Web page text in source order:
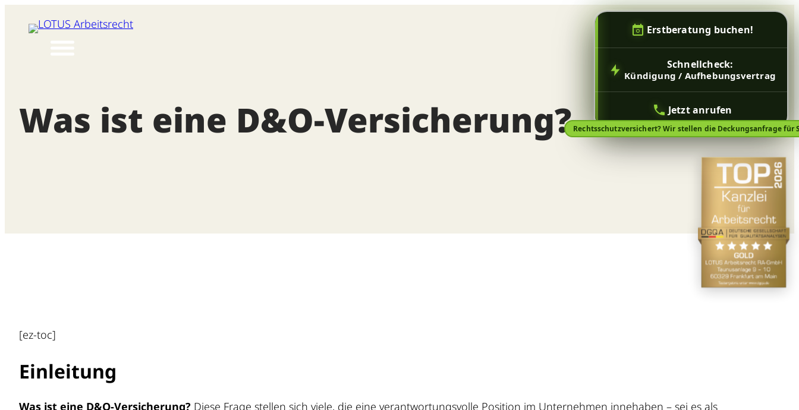
Erstberatung buchen!
Schnellcheck:
Kündigung / Aufhebungsvertrag
Jetzt anrufen
Rechtsschutzversichert? Wir stellen die Deckungsanfrage für
Inhalt
Was ist eine D&O-Versicherung?
[ez-toc]
Einleitung
Was ist eine D&O-Versicherung? Diese Frage stellen sich viele, die eine verantwortungsvolle Position im Unternehmen innehaben – sei es als